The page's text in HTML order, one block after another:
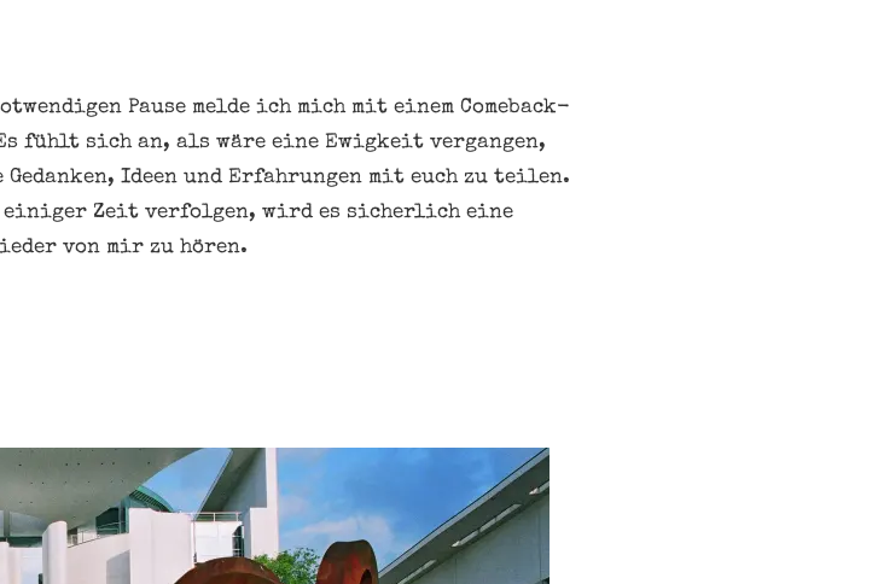
Pause melde ich mich mit einem Comeback-
fühlt sich an, als wäre eine Ewigkeit vergangen,
Ideen und Erfahrungen mit euch zu teilen.
Zeit verfolgen, wird es sicherlich eine
von mir zu hören.